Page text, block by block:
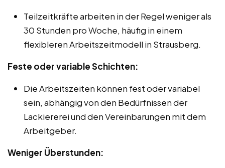
Teilzeitkräfte arbeiten in der Regel weniger als
30 Stunden pro Woche, häufig in einem
flexibleren Arbeitszeitmodell in Strausberg.
Feste oder variable Schichten:
Die Arbeitszeiten können fest oder variabel
sein, abhängig von den Bedürfnissen der
Lackiererei und den Vereinbarungen mit dem
Arbeitgeber.
Weniger Überstunden: